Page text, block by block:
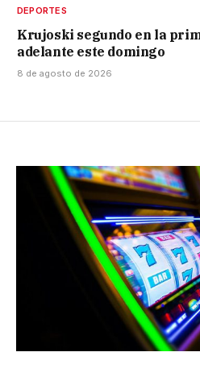
DEPORTES
Krujoski segundo en la
adelante este domingo
8 de agosto de 2026